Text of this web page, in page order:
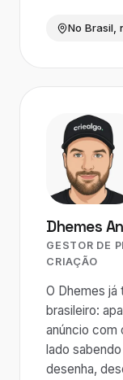
No Brasil,
Dhemes
GESTOR DE
CRIAÇÃO
O Dhemes
brasileiro:
anúncio com
lado
desenha,